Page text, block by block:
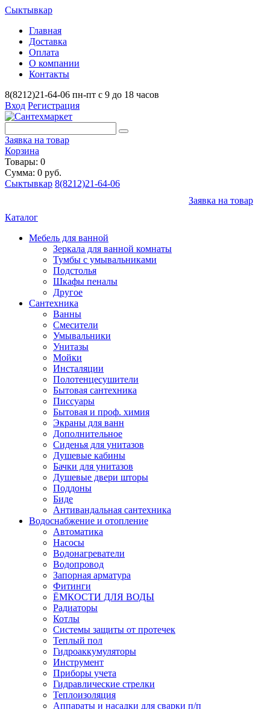
Сыктывкар
Главная
Доставка
Оплата
О компании
Контакты
8(8212)21-64-06 пн-пт с 9 до 18 часов
Вход Регистрация
Заявка на товар
Корзина
Товары: 0
Сумма: 0 руб.
Сыктывкар 8(8212)21-64-06
Заявка на товар
Каталог
Мебель для ванной
Зеркала для ванной комнаты
Тумбы с умывальниками
Подстолья
Шкафы пеналы
Другое
Сантехника
Ванны
Смесители
Умывальники
Унитазы
Мойки
Инсталяции
Полотенцесушители
Бытовая сантехника
Писсуары
Бытовая и проф. химия
Экраны для ванн
Дополнительное
Сиденья для унитазов
Душевые кабины
Бачки для унитазов
Душевые двери шторы
Поддоны
Биде
Антивандальная сантехника
Водоснабжение и отопление
Автоматика
Насосы
Водонагреватели
Водопровод
Запорная арматура
Фитинги
ЁМКОСТИ ДЛЯ ВОДЫ
Радиаторы
Котлы
Системы защиты от протечек
Теплый пол
Гидроаккумуляторы
Инструмент
Приборы учета
Гидравлические стрелки
Теплоизоляция
Аппараты и насадки для сварки п/п